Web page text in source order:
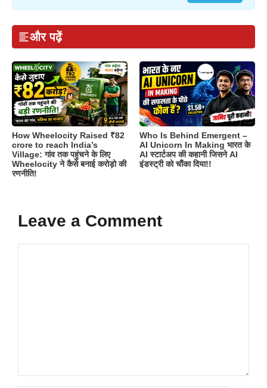
और पढ़ें
How Wheelocity Raised ₹82
crore to reach India’s
Village: गांव तक पहुंचने के लिए
Wheelocity ने कैसे बनाई करोड़ो की
रणनीति!
Who Is Behind Emergent –
AI Unicorn In Making भारत के
AI स्टार्टअप की कहानी जिसने AI
इंडस्ट्री को चौंका दिया!!
Leave a Comment